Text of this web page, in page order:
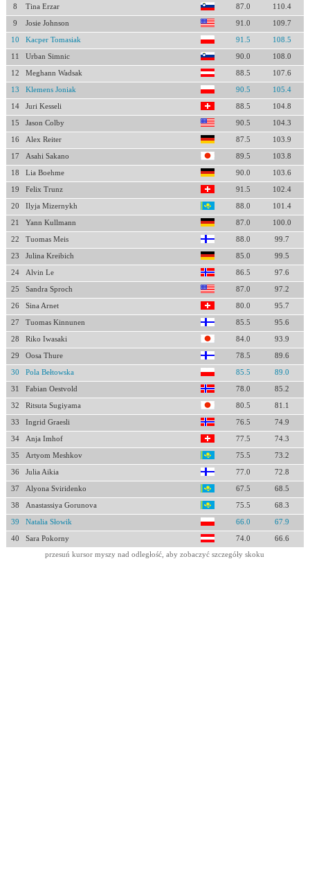
8 Tina Erzar 87.0 110.4
9 Josie Johnson 91.0 109.7
10 Kacper Tomasiak 91.5 108.5
11 Urban Simnic 90.0 108.0
12 Meghann Wadsak 88.5 107.6
13 Klemens Joniak 90.5 105.4
14 Juri Kesseli 88.5 104.8
15 Jason Colby 90.5 104.3
16 Alex Reiter 87.5 103.9
17 Asahi Sakano 89.5 103.8
18 Lia Boehme 90.0 103.6
19 Felix Trunz 91.5 102.4
20 Ilyja Mizernykh 88.0 101.4
21 Yann Kullmann 87.0 100.0
22 Tuomas Meis 88.0 99.7
23 Julina Kreibich 85.0 99.5
24 Alvin Le 86.5 97.6
25 Sandra Sproch 87.0 97.2
26 Sina Arnet 80.0 95.7
27 Tuomas Kinnunen 85.5 95.6
28 Riko Iwasaki 84.0 93.9
29 Oosa Thure 78.5 89.6
30 Pola Bełtowska 85.5 89.0
31 Fabian Oestvold 78.0 85.2
32 Ritsuta Sugiyama 80.5 81.1
33 Ingrid Graesli 76.5 74.9
34 Anja Imhof 77.5 74.3
35 Artyom Meshkov 75.5 73.2
36 Julia Aikia 77.0 72.8
37 Alyona Sviridenko 67.5 68.5
38 Anastassiya Gorunova 75.5 68.3
39 Natalia Słowik 66.0 67.9
40 Sara Pokorny 74.0 66.6
przesuń kursor myszy nad odległość, aby zobaczyć szczegóły skoku